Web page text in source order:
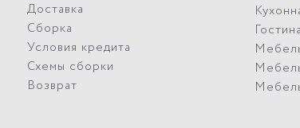
Доставка
Сборка
Условия кредита
Схемы сборки
Возврат